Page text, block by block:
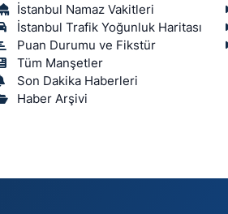
İstanbul Namaz Vakitleri
İstanbul Trafik Yoğunluk Haritası
Puan Durumu ve Fikstür
Tüm Manşetler
Son Dakika Haberleri
Haber Arşivi